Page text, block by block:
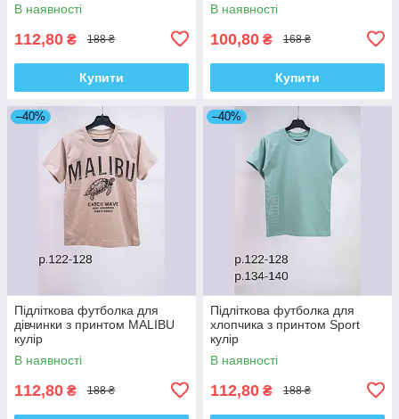
В наявності
112,80 ₴ 188 ₴
Купити
В наявності
100,80 ₴ 168 ₴
Купити
–40%
Підліткова футболка для
дівчинки з принтом MALIBU
кулір
В наявності
112,80 ₴ 188 ₴
–40%
Підліткова футболка для
хлопчика з принтом Sport
кулір
В наявності
112,80 ₴ 188 ₴